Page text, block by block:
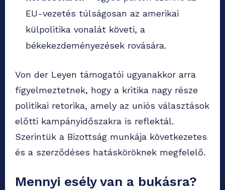
EU-vezetés túlságosan az amerikai
külpolitika vonalát követi, a
békekezdeményezések rovására.
Von der Leyen támogatói ugyanakkor arra
figyelmeztetnek, hogy a kritika nagy része
politikai retorika, amely az uniós választások
előtti kampányidőszakra is reflektál.
Szerintük a Bizottság munkája következetes
és a szerződéses hatásköröknek megfelelő.
Mennyi esély van a bukásra?